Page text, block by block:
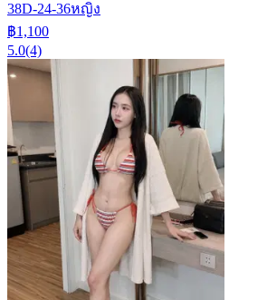
38D-24-36หญิง
฿1,100
5.0(4)